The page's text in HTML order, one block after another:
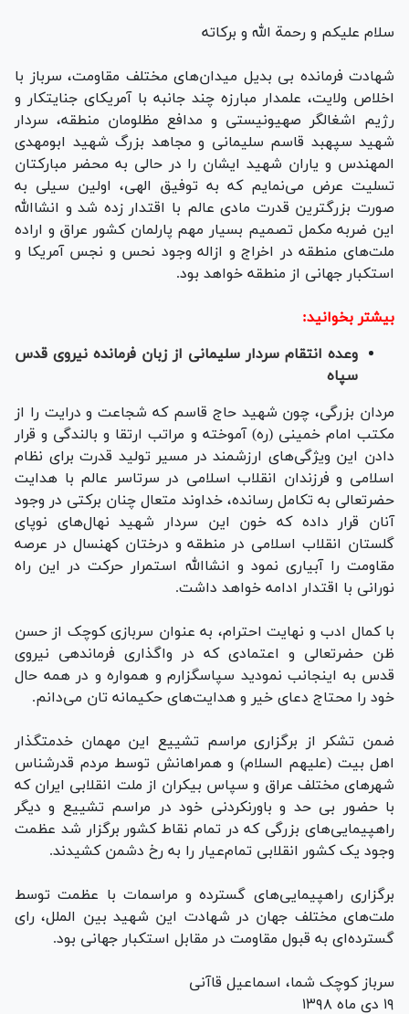
سلام علیکم و رحمة الله و برکاته
شهادت فرمانده بی بدیل میدان‌های مختلف مقاومت، سرباز با
اخلاص ولایت، علمدار مبارزه چند جانبه با آمریکای جنایتکار و
رژیم اشغالگر صهیونیستی و مدافع مظلومان منطقه، سردار
شهید سپهبد قاسم سلیمانی و مجاهد بزرگ شهید ابومهدی
المهندس و یاران شهید ایشان را در حالی به محضر مبارکتان
تسلیت عرض می‌نمایم که به توفیق الهی، اولین سیلی به
صورت بزرگترین قدرت مادی عالم با اقتدار زده شد و انشاالله
این ضربه مکمل تصمیم بسیار مهم پارلمان کشور عراق و اراده
ملت‌های منطقه در اخراج و ازاله وجود نحس و نجس آمریکا و
استکبار جهانی از منطقه خواهد بود.
بیشتر بخوانید:
وعده انتقام سردار سلیمانی از زبان فرمانده نیروی قدس
سپاه
مردان بزرگی، چون شهید حاج قاسم که شجاعت و درایت را از
مکتب امام خمینی (ره) آموخته و مراتب ارتقا و بالندگی و قرار
دادن این ویژگی‌های ارزشمند در مسیر تولید قدرت برای نظام
اسلامی و فرزندان انقلاب اسلامی در سرتاسر عالم با هدایت
حضرتعالی به تکامل رسانده، خداوند متعال چنان برکتی در وجود
آنان قرار داده که خون این سردار شهید نهال‌های نوپای
گلستان انقلاب اسلامی در منطقه و درختان کهنسال در عرصه
مقاومت را آبیاری نمود و انشاالله استمرار حرکت در این راه
نورانی با اقتدار ادامه خواهد داشت.
با کمال ادب و نهایت احترام، به عنوان سربازی کوچک از حسن
ظن حضرتعالی و اعتمادی که در واگذاری فرماندهی نیروی
قدس به اینجانب نمودید سپاسگزارم و همواره و در همه حال
خود را محتاج دعای خیر و هدایت‌های حکیمانه تان می‌دانم.
ضمن تشکر از برگزاری مراسم تشییع این مهمان خدمتگذار
اهل بیت (علیهم السلام) و همراهانش توسط مردم قدرشناس
شهر‌های مختلف عراق و سپاس بیکران از ملت انقلابی ایران که
با حضور بی حد و باورنکردنی خود در مراسم تشییع و دیگر
راهپیمایی‌های بزرگی که در تمام نقاط کشور برگزار شد عظمت
وجود یک کشور انقلابی تمام‌عیار را به رخ دشمن کشیدند.
برگزاری راهپیمایی‌های گسترده و مراسمات با عظمت توسط
ملت‌های مختلف جهان در شهادت این شهید بین الملل، رای
گسترده‌ای به قبول مقاومت در مقابل استکبار جهانی بود.
سرباز کوچک شما، اسماعیل قاآنی
۱۹ دی ماه ۱۳۹۸